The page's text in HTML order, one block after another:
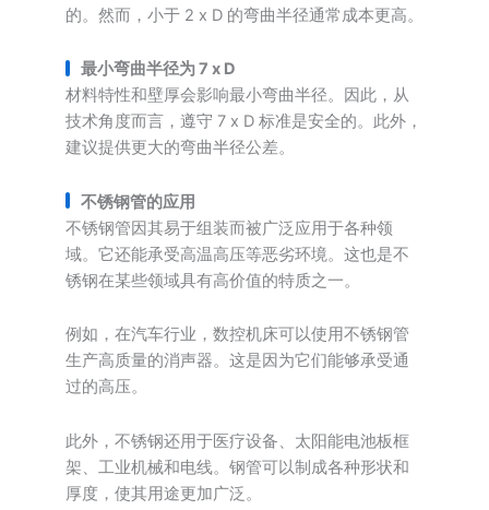
的。然而，小于 2 x D 的弯曲半径通常成本更高。
最小弯曲半径为 7 x D
材料特性和壁厚会影响最小弯曲半径。因此，从
技术角度而言，遵守 7 x D 标准是安全的。此外，
建议提供更大的弯曲半径公差。
不锈钢管的应用
不锈钢管因其易于组装而被广泛应用于各种领
域。它还能承受高温高压等恶劣环境。这也是不
锈钢在某些领域具有高价值的特质之一。
例如，在汽车行业，数控机床可以使用不锈钢管
生产高质量的消声器。这是因为它们能够承受通
过的高压。
此外，不锈钢还用于医疗设备、太阳能电池板框
架、工业机械和电线。钢管可以制成各种形状和
厚度，使其用途更加广泛。